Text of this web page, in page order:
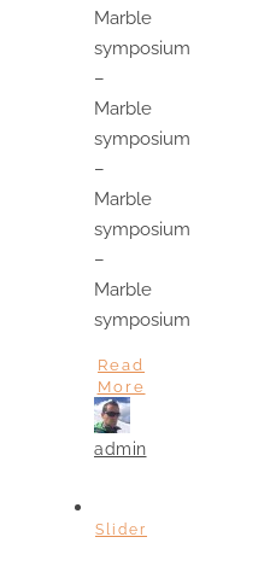
Marble
symposium
–
Marble
symposium
–
Marble
symposium
–
Marble
symposium
Read
More
admin
Slider